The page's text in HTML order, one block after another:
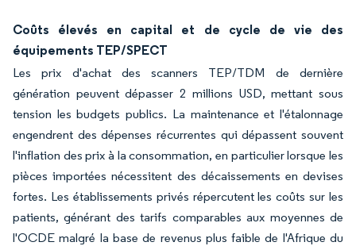
Coûts élevés en capital et de cycle de vie des
équipements TEP/SPECT
Les prix d'achat des scanners TEP/TDM de dernière
génération peuvent dépasser 2 millions USD, mettant sous
tension les budgets publics. La maintenance et l'étalonnage
engendrent des dépenses récurrentes qui dépassent souvent
l'inflation des prix à la consommation, en particulier lorsque les
pièces importées nécessitent des décaissements en devises
fortes. Les établissements privés répercutent les coûts sur les
patients, générant des tarifs comparables aux moyennes de
l'OCDE malgré la base de revenus plus faible de l'Afrique du